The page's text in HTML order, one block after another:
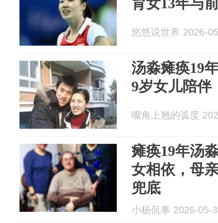
悠悠说世界 2026-
汤淼瘫痪19
9岁女儿陪伴
嘴角上翘的弧度
瘫痪19年汤
女相依，母
兜底
小杨侃事 2026-05-